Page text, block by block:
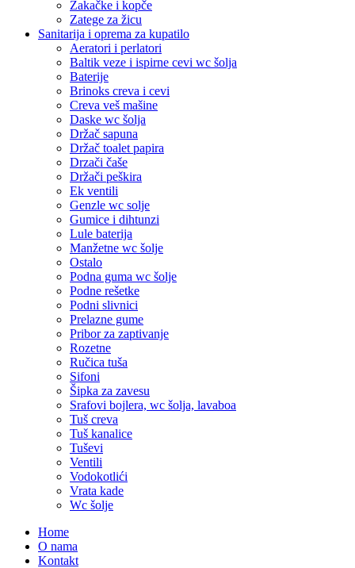
Zakačke i kopče
Zatege za žicu
Sanitarija i oprema za kupatilo
Aeratori i perlatori
Baltik veze i ispirne cevi wc šolja
Baterije
Brinoks creva i cevi
Creva veš mašine
Daske wc šolja
Držač sapuna
Držač toalet papira
Drzači čaše
Držači peškira
Ek ventili
Genzle wc solje
Gumice i dihtunzi
Lule baterija
Manžetne wc šolje
Ostalo
Podna guma wc šolje
Podne rešetke
Podni slivnici
Prelazne gume
Pribor za zaptivanje
Rozetne
Ručica tuša
Sifoni
Šipka za zavesu
Srafovi bojlera, wc šolja, lavaboa
Tuš creva
Tuš kanalice
Tuševi
Ventili
Vodokotlići
Vrata kade
Wc šolje
Home
O nama
Kontakt